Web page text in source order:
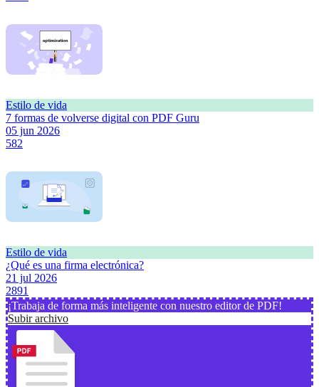
Estilo de vida
7 formas de volverse digital con PDF Guru
05 jun 2026
582
Estilo de vida
¿Qué es una firma electrónica?
21 jul 2026
2891
¡Trabaja de forma más inteligente con nuestro editor de PDF!
Subir archivo